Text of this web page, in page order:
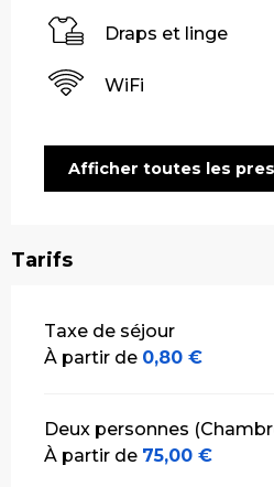
Draps et linge
WiFi
Afficher toutes les
Tarifs
Tarifs 2026
Taxe de séjour
À partir de 0,80 €
Deux personnes
À partir de 75,00 €